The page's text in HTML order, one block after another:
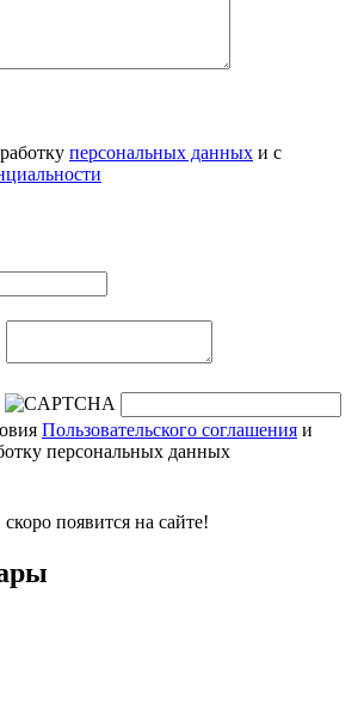
персональных данных и с
Пользовательского соглашения и
персональных данных
появится на сайте!